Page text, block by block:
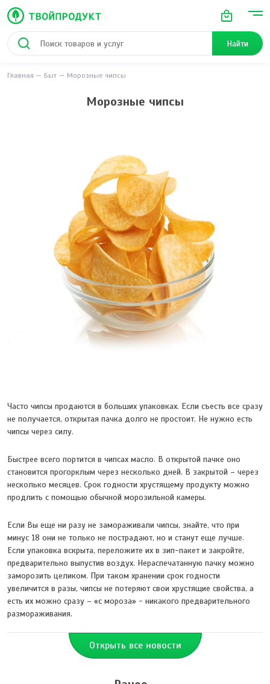
Найти
Главная Быт Морозные чипсы
Морозные чипсы
Часто чипсы продаются в больших упаковках. Если съесть все сразу
не получается, открытая пачка долго не простоит. Не нужно есть
чипсы через силу.
Быстрее всего портится в чипсах масло. В открытой пачке оно
становится прогорклым через несколько дней. В закрытой – через
несколько месяцев. Срок годности хрустящему продукту можно
продлить с помощью обычной морозильной камеры.
Если Вы еще ни разу не замораживали чипсы, знайте, что при
минус 18 они не только не пострадают, но и станут еще лучше.
Если упаковка вскрыта, переложите их в зип-пакет и закройте,
предварительно выпустив воздух. Нераспечатанную пачку можно
заморозить целиком. При таком хранении срок годности
увеличится в разы, чипсы не потеряют свои хрустящие свойства, а
есть их можно сразу – «с мороза» - никакого предварительного
размораживания.
Открыть все новости